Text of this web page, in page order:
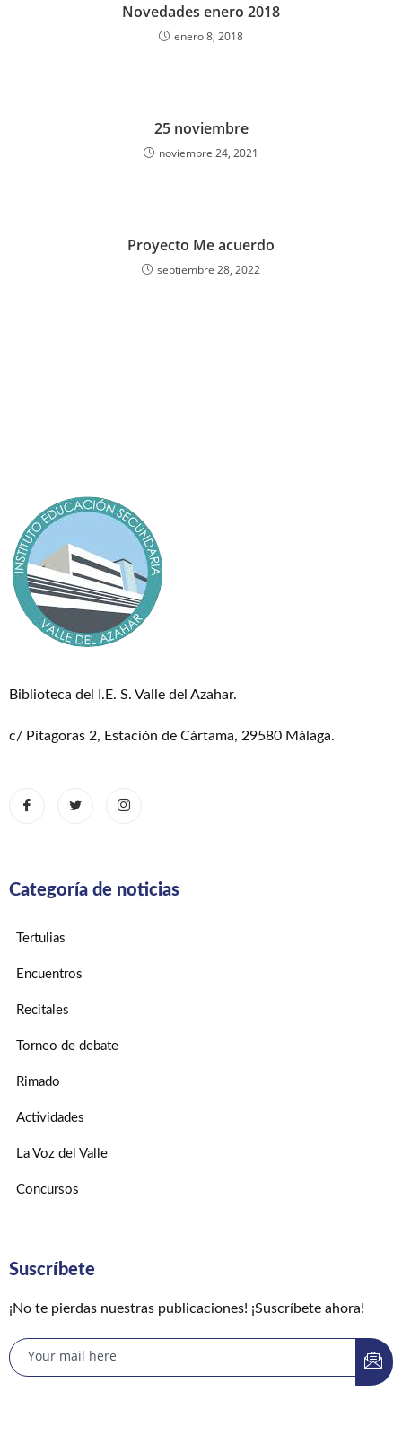
Novedades enero 2018
enero 8, 2018
25 noviembre
noviembre 24, 2021
Proyecto Me acuerdo
septiembre 28, 2022
Biblioteca del I.E. S. Valle del Azahar.
c/ Pitagoras 2, Estación de Cártama, 29580 Málaga.
Categoría de noticias
Tertulias
Encuentros
Recitales
Torneo de debate
Rimado
Actividades
La Voz del Valle
Concursos
Suscríbete
¡No te pierdas nuestras publicaciones! ¡Suscríbete ahora!